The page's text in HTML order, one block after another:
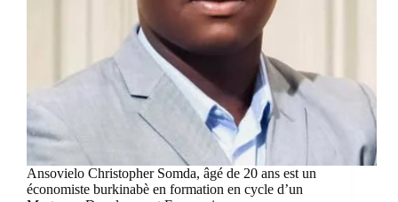
Ansovielo Christopher Somda, âgé de 20 ans est un
économiste burkinabè en formation en cycle d’un